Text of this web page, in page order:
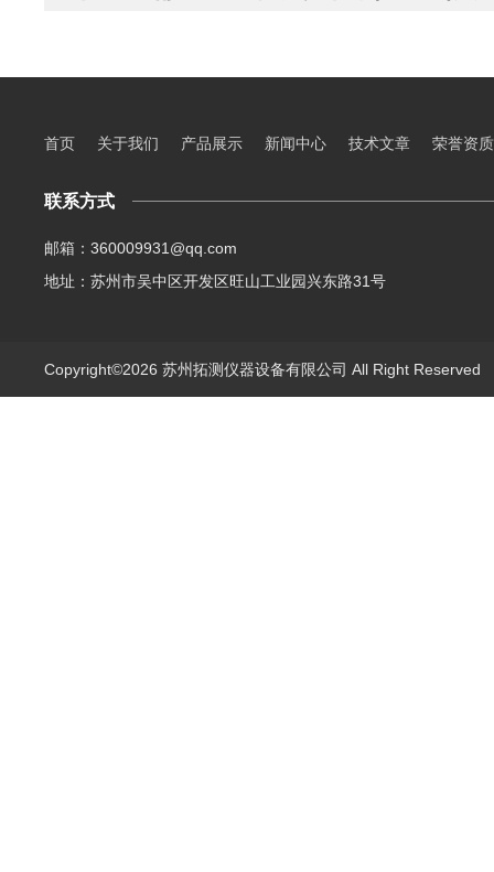
首页 关于我们 产品展示 新闻中心 技术文章 荣誉资质
联系方式
邮箱：360009931@qq.com
地址：苏州市吴中区开发区旺山工业园兴东路31号
Copyright©2026 苏州拓测仪器设备有限公司 All Right